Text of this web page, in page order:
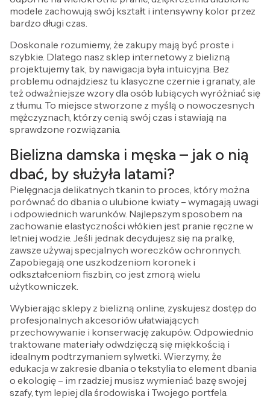
modele zachowują swój kształt i intensywny kolor przez
bardzo długi czas.
Doskonale rozumiemy, że zakupy mają być proste i
szybkie. Dlatego nasz sklep internetowy z bielizną
projektujemy tak, by nawigacja była intuicyjna. Bez
problemu odnajdziesz tu klasyczne czernie i granaty, ale
też odważniejsze wzory dla osób lubiących wyróżniać się
z tłumu. To miejsce stworzone z myślą o nowoczesnych
mężczyznach, którzy cenią swój czas i stawiają na
sprawdzone rozwiązania.
Bielizna damska i męska – jak o nią
dbać, by służyła latami?
Pielęgnacja delikatnych tkanin to proces, który można
porównać do dbania o ulubione kwiaty – wymagają uwagi
i odpowiednich warunków. Najlepszym sposobem na
zachowanie elastyczności włókien jest pranie ręczne w
letniej wodzie. Jeśli jednak decydujesz się na pralkę,
zawsze używaj specjalnych woreczków ochronnych.
Zapobiegają one uszkodzeniom koronek i
odkształceniom fiszbin, co jest zmorą wielu
użytkowniczek.
Wybierając sklepy z bielizną online, zyskujesz dostęp do
profesjonalnych akcesoriów ułatwiających
przechowywanie i konserwację zakupów. Odpowiednio
traktowane materiały odwdzięczą się miękkością i
idealnym podtrzymaniem sylwetki. Wierzymy, że
edukacja w zakresie dbania o tekstylia to element dbania
o ekologię – im rzadziej musisz wymieniać bazę swojej
szafy, tym lepiej dla środowiska i Twojego portfela.